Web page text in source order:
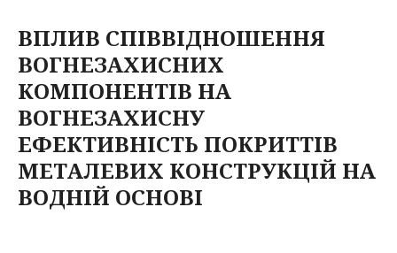
ВПЛИВ СПІВВІДНОШЕННЯ
ВОГНЕЗАХИСНИХ
КОМПОНЕНТІВ НА
ВОГНЕЗАХИСНУ
ЕФЕКТИВНІСТЬ ПОКРИТТІВ
МЕТАЛЕВИХ КОНСТРУКЦІЙ НА
ВОДНІЙ ОСНОВІ